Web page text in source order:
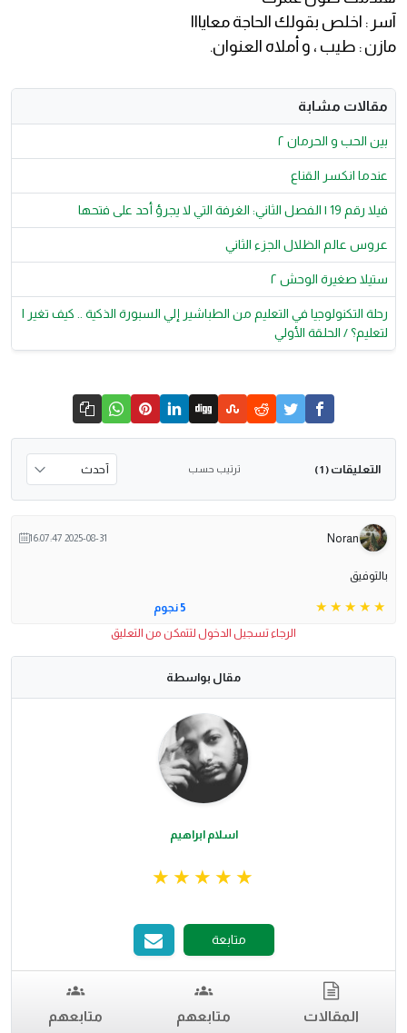
آسر : اخلص بقولك الحاجة معايااا
مازن : طيب ، و أملاه العنوان.
مقالات مشابة
بين الحب و الحرمان ٢
عندما انكسر القناع
فيلا رقم 19 | الفصل الثاني: الغرفة التي لا يجرؤ أحد على فتحها
عروس عالم الظلال الجزء الثاني
ستيلا صغيرة الوحش ٢
رحلة التكنولوجيا في التعليم من الطباشير إلي السبورة الذكية .. كيف تغير ا
لتعليم؟ / الحلقة الأولي
التعليقات ( 1 ) ترتيب حسب
Noran
2025-08-31 16:07:47
بالتوفيق
5 نجوم
الرجاء تسجيل الدخول لتتمكن من التعليق
مقال بواسطة
اسلام ابراهيم
متابعة
المقالات متابعهم متابعهم